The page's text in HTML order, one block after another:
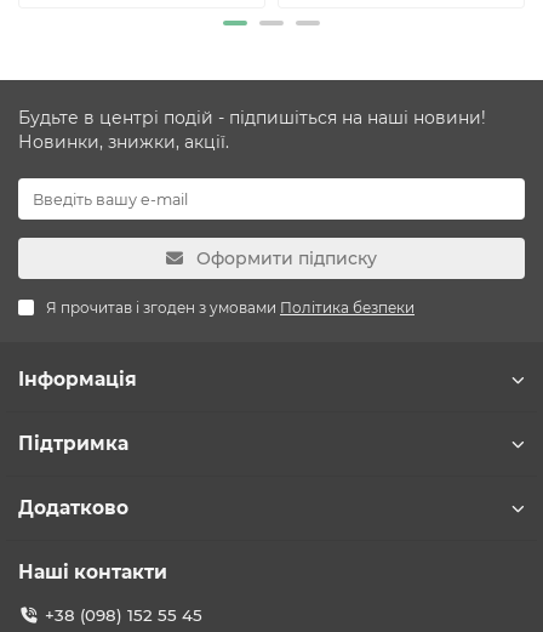
Будьте в центрі подій - підпишіться на наші новини!
Новинки, знижки, акції.
Оформити підписку
Я прочитав і згоден з умовами Політика безпеки
Інформація
Підтримка
Додатково
Наші контакти
+38 (098) 152 55 45